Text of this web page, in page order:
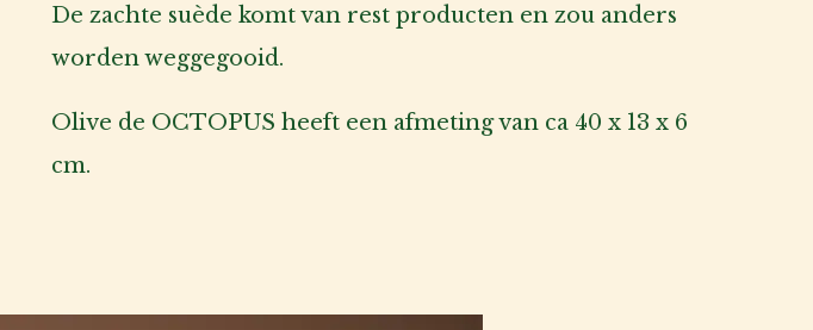
De zachte suède komt van rest producten en zou anders
worden weggegooid.
Olive de OCTOPUS heeft een afmeting van ca 40 x 13 x 6
cm.